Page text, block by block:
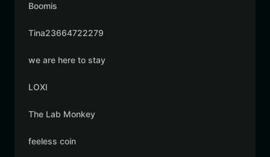
Boomis
Tina23664722279
we are here to stay
LOXI
The Lab Monkey
feeless coin